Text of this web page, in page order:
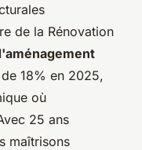
de la Rénovation
18% en 2025,
où
25 ans
maîtrisons